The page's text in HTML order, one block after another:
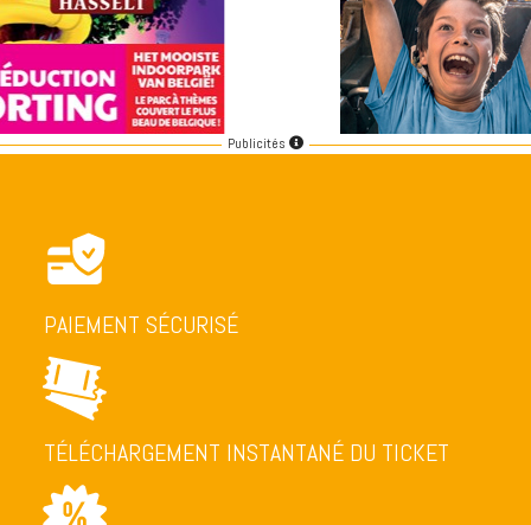
Publicités
PAIEMENT SÉCURISÉ
TÉLÉCHARGEMENT INSTANTANÉ DU TICKET